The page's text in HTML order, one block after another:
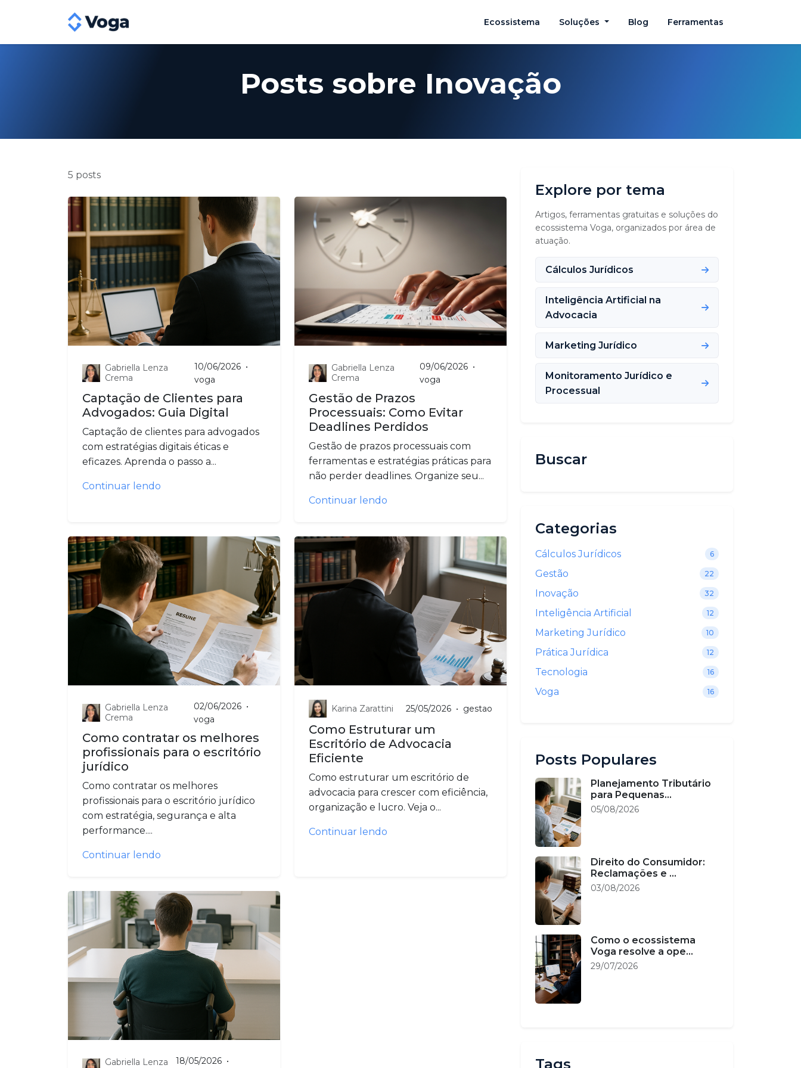
Ecossistema Soluções Blog Ferramentas
Posts sobre Inovação
5 posts
Gabriella Lenza
Crema
10/06/2026 •
voga
Captação de Clientes para
Advogados: Guia Digital
Captação de clientes para advogados
com estratégias digitais éticas e
eficazes. Aprenda o passo a...
Continuar lendo
Gabriella Lenza
Crema
09/06/2026 •
voga
Gestão de Prazos
Processuais: Como Evitar
Deadlines Perdidos
Gestão de prazos processuais com
ferramentas e estratégias práticas para
não perder deadlines. Organize seu...
Continuar lendo
Gabriella Lenza
Crema
02/06/2026 •
voga
Como contratar os melhores
profissionais para o escritório
jurídico
Como contratar os melhores
profissionais para o escritório jurídico
com estratégia, segurança e alta
performance....
Continuar lendo
Karina Zarattini 25/05/2026 • gestao
Como Estruturar um
Escritório de Advocacia
Eficiente
Como estruturar um escritório de
advocacia para crescer com eficiência,
organização e lucro. Veja o...
Continuar lendo
Gabriella Lenza
18/05/2026 •
Explore por tema
Artigos, ferramentas gratuitas e soluções do
ecossistema Voga, organizados por área de
atuação.
Cálculos Jurídicos
Inteligência Artificial na
Advocacia
Marketing Jurídico
Monitoramento Jurídico e
Processual
Buscar
Categorias
Cálculos Jurídicos 6
Gestão 22
Inovação 32
Inteligência Artificial 12
Marketing Jurídico 10
Prática Jurídica 12
Tecnologia 16
Voga 16
Posts Populares
Planejamento Tributário
para Pequenas...
05/08/2026
Direito do Consumidor:
Reclamações e ...
03/08/2026
Como o ecossistema
Voga resolve a ope...
29/07/2026
Tags